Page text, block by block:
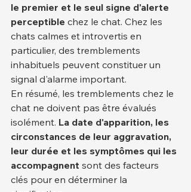
le premier et le seul signe d'alerte
perceptible chez le chat. Chez les
chats calmes et introvertis en
particulier, des tremblements
inhabituels peuvent constituer un
signal d'alarme important.
En résumé, les tremblements chez le
chat ne doivent pas être évalués
isolément. La date d'apparition, les
circonstances de leur aggravation,
leur durée et les symptômes qui les
accompagnent sont des facteurs
clés pour en déterminer la